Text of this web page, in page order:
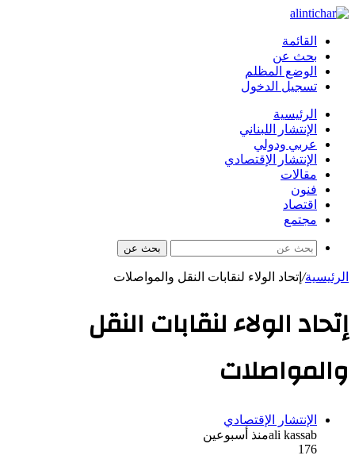
القائمة
بحث عن
الوضع المظلم
تسجيل الدخول
الرئيسية
الإنتشار اللبناني
عربي ودولي
الإنتشار الإقتصادي
مقالات
فنون
اقتصاد
مجتمع
بحث عن
الرئيسية/ إتحاد الولاء لنقابات النقل والمواصلات
إتحاد الولاء لنقابات النقل
والمواصلات
الإنتشار الإقتصادي
ali kassabمنذ أسبوعين
176